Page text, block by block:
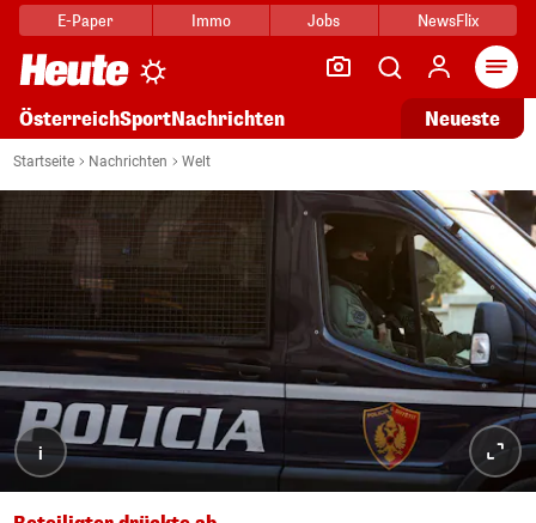
E-Paper Immo Jobs NewsFlix
ÖsterreichSportNachrichten Neueste
Startseite Nachrichten Welt
i